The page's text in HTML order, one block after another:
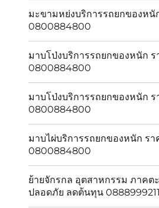
มะขามหย่งบริการรถยกของห
0800884800
มาบโป่งบริการรถยกของหนัก
0800884800
มาบโป่งบริการรถยกของหนัก
0800884800
มาบไผ่บริการรถยกของหนัก ร
0800884800
ย้ายจักรกล อุตสาหกรรม ภาคต
ปลอดภัย ลดต้นทุน 0888999211